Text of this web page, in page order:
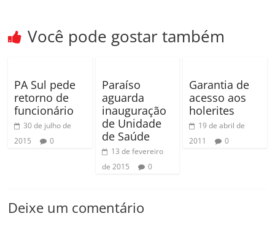
Você pode gostar também
PA Sul pede
retorno de
funcionário
30 de julho de
2015
0
Paraíso
aguarda
inauguração
de Unidade
de Saúde
13 de fevereiro
de 2015
0
Garantia de
acesso aos
holerites
19 de abril de
2011
0
Deixe um comentário